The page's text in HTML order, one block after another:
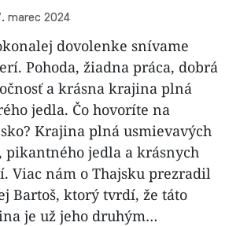
marec 2024
dovolenke snívame
Pohoda, žiadna práca, dobrá
a krásna krajina plná
jedla. Čo hovoríte na
Krajina plná usmievavých
pikantného jedla a krásnych
Viac nám o Thajsku prezradil
Bartoš, ktorý tvrdí, že táto
je už jeho druhým…